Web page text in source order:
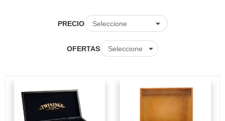
PRECIO
OFERTAS